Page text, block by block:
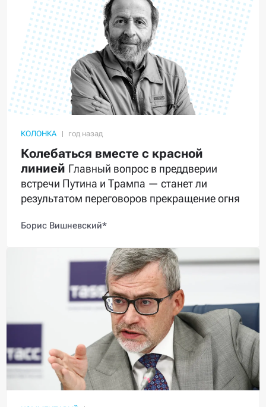
КОЛОНКА
Колебаться вместе с красной
линией Главный вопрос в преддверии
встречи Путина и Трампа — станет ли
результатом переговоров прекращение огня
Борис Вишневский*